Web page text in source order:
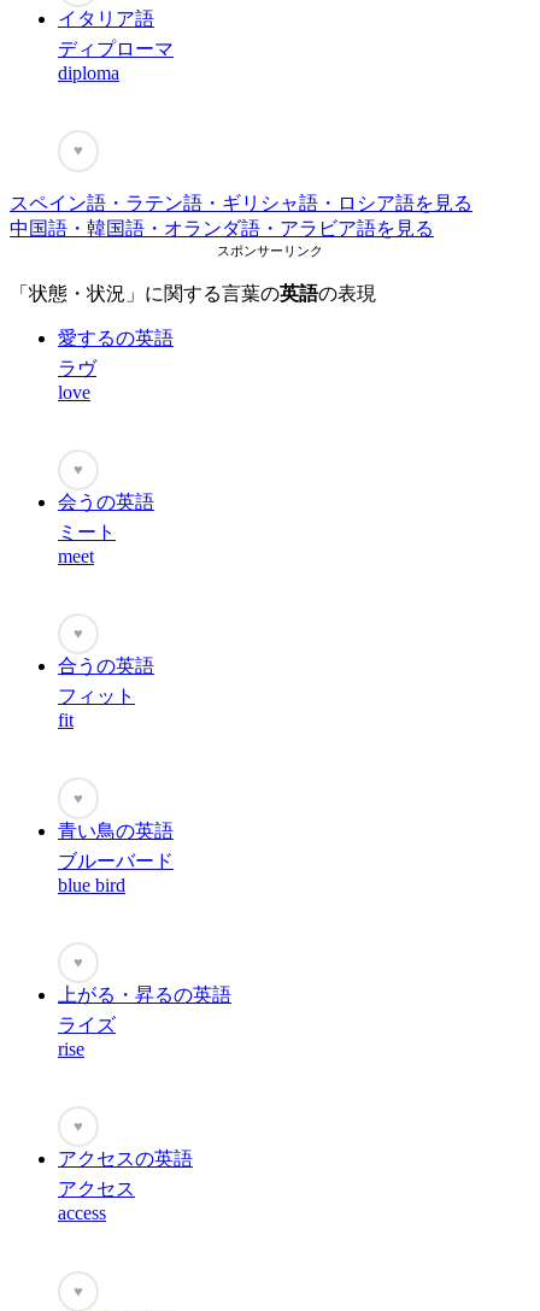
イタリア語
ディプローマ
diploma
♥
スペイン語・ラテン語・ギリシャ語・ロシア語を見る
中国語・韓国語・オランダ語・アラビア語を見る
スポンサーリンク
「状態・状況」に関する言葉の英語の表現
愛するの英語
ラヴ
love
♥
会うの英語
ミート
meet
♥
合うの英語
フィット
fit
♥
青い鳥の英語
ブルーバード
blue bird
♥
上がる・昇るの英語
ライズ
rise
♥
アクセスの英語
アクセス
access
♥